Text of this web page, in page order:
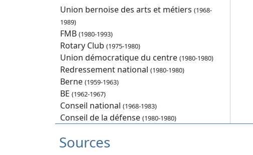
Union bernoise des arts et métiers (1968-
1989)
FMB (1980-1993)
Rotary Club (1975-1980)
Union démocratique du centre (1980-1980)
Redressement national (1980-1980)
Berne (1959-1963)
BE (1962-1967)
Conseil national (1968-1983)
Conseil de la défense (1980-1980)
Sources